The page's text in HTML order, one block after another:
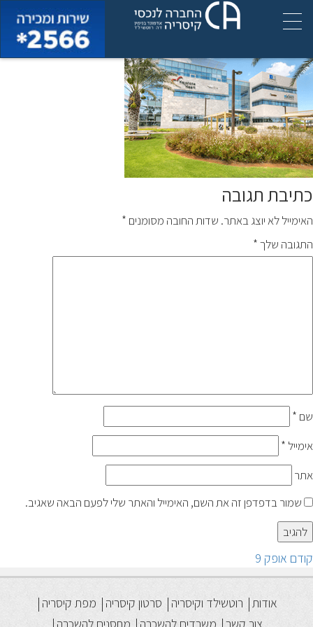
img_ofek9
כתיבת תגובה
האימייל לא יוצג באתר. שדות החובה מסומנים *
התגובה שלך*
שם *
אימייל *
אתר
שמור בדפדפן זה את השם, האימייל והאתר שלי לפעם הבאה שאגיב.
ניווט
קודם הפוסט
הקודם:
אופק 9
אודות רוטשילד וקיסריה סרטון קיסריה
מפת קיסריה